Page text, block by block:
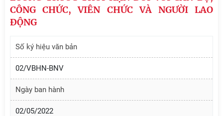
CÔNG CHỨC, VIÊN CHỨC VÀ NGƯỜI LAO
ĐỘNG
Số ký hiệu văn bản
02/VBHN-BNV
Ngày ban hành
02/05/2022